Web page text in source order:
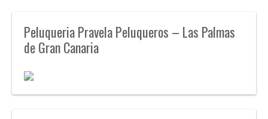
Peluqueria Pravela Peluqueros – Las Palmas
de Gran Canaria